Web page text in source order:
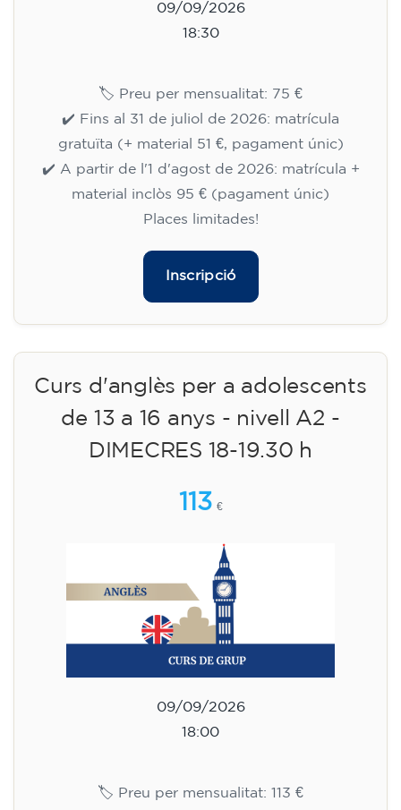
09/09/2026
18:30
🏷️ Preu per mensualitat: 75 €
✔️ Fins al 31 de juliol de 2026: matrícula
gratuïta (+ material 51 €, pagament únic)
✔️ A partir de l'1 d'agost de 2026: matrícula +
material inclòs 95 € (pagament únic)
Places limitades!
Inscripció
Curs d'anglès per a adolescents
de 13 a 16 anys - nivell A2 -
DIMECRES 18-19.30 h
113 €
09/09/2026
18:00
🏷️ Preu per mensualitat: 113 €